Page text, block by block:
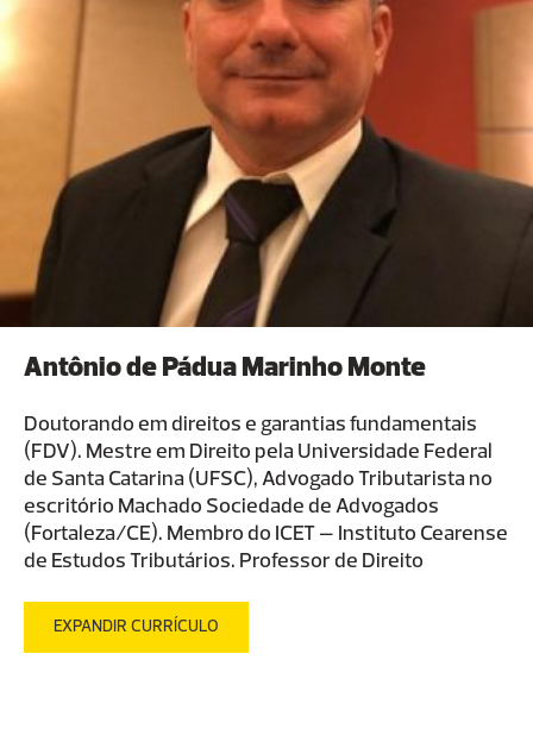
Antônio de Pádua Marinho Monte
Doutorando em direitos e garantias fundamentais
(FDV). Mestre em Direito pela Universidade Federal
de Santa Catarina (UFSC), Advogado Tributarista no
escritório Machado Sociedade de Advogados
(Fortaleza/CE). Membro do ICET – Instituto Cearense
de Estudos Tributários. Professor de Direito
Contábeis. Especializações em “Direito e Processo
EXPANDIR CURRÍCULO